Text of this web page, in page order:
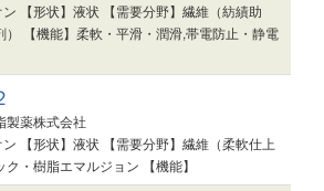
ン 【形状】液状 【需要分野】繊維（紡績助
） 【機能】柔軟・平滑・潤滑,帯電防止・静電
製薬株式会社
ン 【形状】液状 【需要分野】繊維（柔軟仕上
・樹脂エマルジョン 【機能】